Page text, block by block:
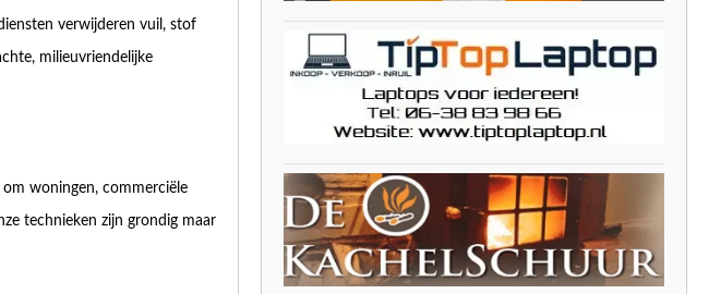
verwijderen vuil, stof
milieuvriendelijke
woningen, commerciële
technieken zijn grondig maar